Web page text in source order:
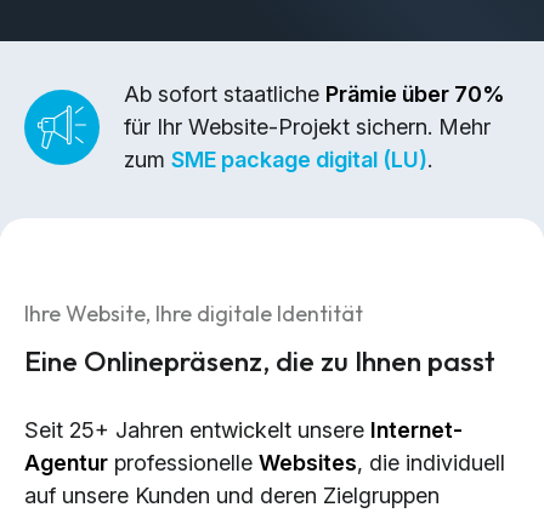
Websites
Content-Kreation & Storytelling
Marketing
Social Media Marketing (SMM)
E-Mail Marketing
Applications
Web-Applikationen
Ab sofort staatliche Prämie über 70%
für Ihr Website-Projekt sichern. Mehr
zum SME package digital (LU).
Ihre Website, Ihre digitale Identität
Eine Onlinepräsenz, die zu Ihnen passt
Seit 25+ Jahren entwickelt unsere Internet-
Agentur professionelle Websites, die individuell
auf unsere Kunden und deren Zielgruppen